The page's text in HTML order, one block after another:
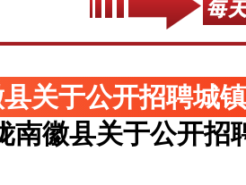
县关于公开招聘城
南徽县关于公开招